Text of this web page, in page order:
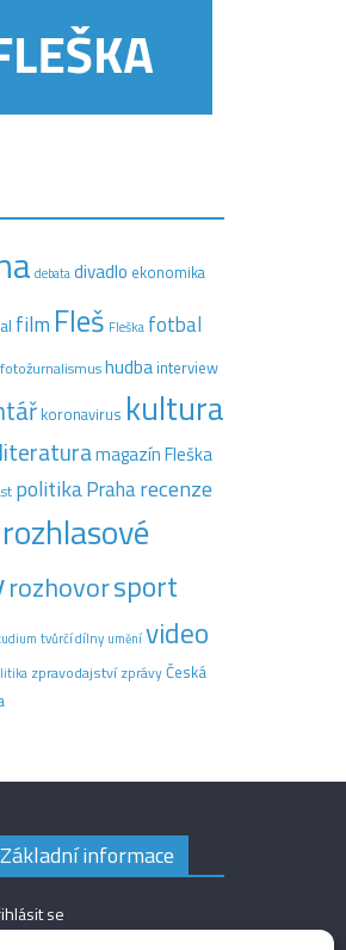
debatadivadlo ekonomika
film Fleš Fleška fotbal
fotožurnalismushudba interview
koronavirus kultura
literaturamagazín Fleška
politikaPraharecenze
rozhlasové
rozhovorsport
tvůrčí dílny uměnívideo
zpravodajství zprávyČeská
Základní informace
se